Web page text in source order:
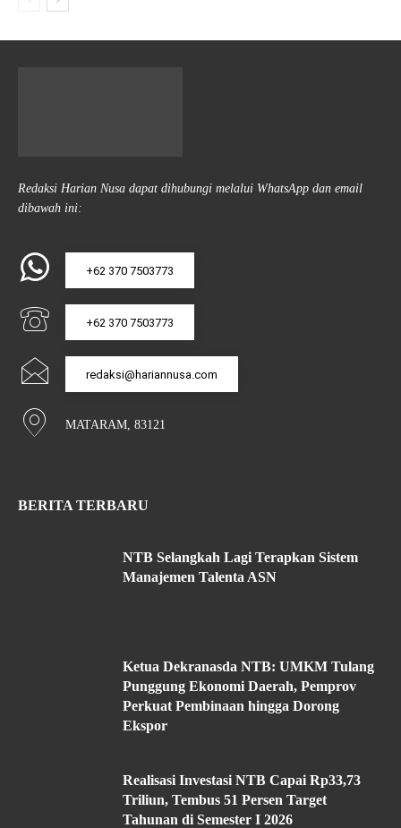
Redaksi Harian Nusa dapat dihubungi melalui WhatsApp dan email
dibawah ini:
+62 370 7503773
+62 370 7503773
redaksi@hariannusa.com
MATARAM, 83121
BERITA TERBARU
NTB Selangkah Lagi Terapkan Sistem
Manajemen Talenta ASN
Ketua Dekranasda NTB: UMKM Tulang
Punggung Ekonomi Daerah, Pemprov
Perkuat Pembinaan hingga Dorong
Ekspor
Realisasi Investasi NTB Capai Rp33,73
Triliun, Tembus 51 Persen Target
Tahunan di Semester I 2026